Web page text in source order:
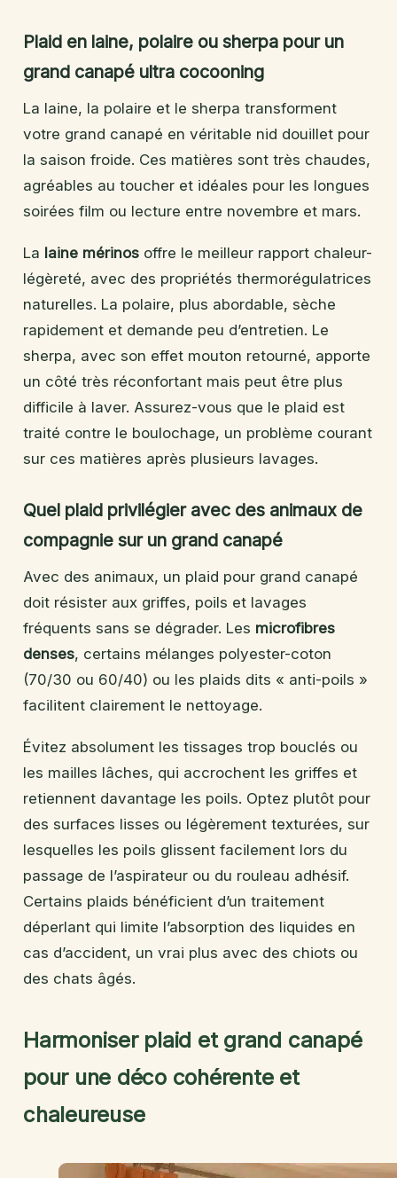
Plaid en laine, polaire ou sherpa pour un
grand canapé ultra cocooning
La laine, la polaire et le sherpa transforment
votre grand canapé en véritable nid douillet pour
la saison froide. Ces matières sont très chaudes,
agréables au toucher et idéales pour les longues
soirées film ou lecture entre novembre et mars.
La laine mérinos offre le meilleur rapport chaleur-
légèreté, avec des propriétés thermorégulatrices
naturelles. La polaire, plus abordable, sèche
rapidement et demande peu d’entretien. Le
sherpa, avec son effet mouton retourné, apporte
un côté très réconfortant mais peut être plus
difficile à laver. Assurez-vous que le plaid est
traité contre le boulochage, un problème courant
sur ces matières après plusieurs lavages.
Quel plaid privilégier avec des animaux de
compagnie sur un grand canapé
Avec des animaux, un plaid pour grand canapé
doit résister aux griffes, poils et lavages
fréquents sans se dégrader. Les microfibres
denses, certains mélanges polyester-coton
(70/30 ou 60/40) ou les plaids dits « anti-poils »
facilitent clairement le nettoyage.
Évitez absolument les tissages trop bouclés ou
les mailles lâches, qui accrochent les griffes et
retiennent davantage les poils. Optez plutôt pour
des surfaces lisses ou légèrement texturées, sur
lesquelles les poils glissent facilement lors du
passage de l’aspirateur ou du rouleau adhésif.
Certains plaids bénéficient d’un traitement
déperlant qui limite l’absorption des liquides en
cas d’accident, un vrai plus avec des chiots ou
des chats âgés.
Harmoniser plaid et grand canapé
pour une déco cohérente et
chaleureuse